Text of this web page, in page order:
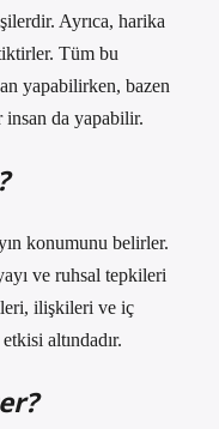
Ayrıca, harika
Tüm bu
yapabilirken, bazen
insan da yapabilir.
konumunu belirler.
ve ruhsal tepkileri
ilişkileri ve iç
altındadır.